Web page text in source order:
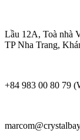
Lầu 12A, Toà nhà
TP Nha Trang,
+84 983 00 80 79